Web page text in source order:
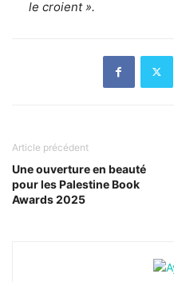
le croient ».
Article précédent
Une ouverture en beauté
pour les Palestine Book
Awards 2025